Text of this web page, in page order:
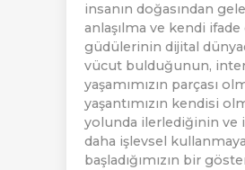
insanın doğasından
anlaşılma ve kendi
güdülerinin dijital
vücut bulduğunun,
yaşamımızın parçası
yaşantımızın kendisi
yolunda ilerlediğinin ve
daha işlevsel kullanmaya
başladığımızın bir